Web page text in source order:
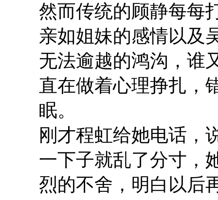
然而传统的顾静每每
亲如姐妹的感情以及
无法逾越的鸿沟，谁
直在做着心理挣扎，
眠。
刚才程虹给她电话，
一下子就乱了分寸，
烈的不舍，明白以后